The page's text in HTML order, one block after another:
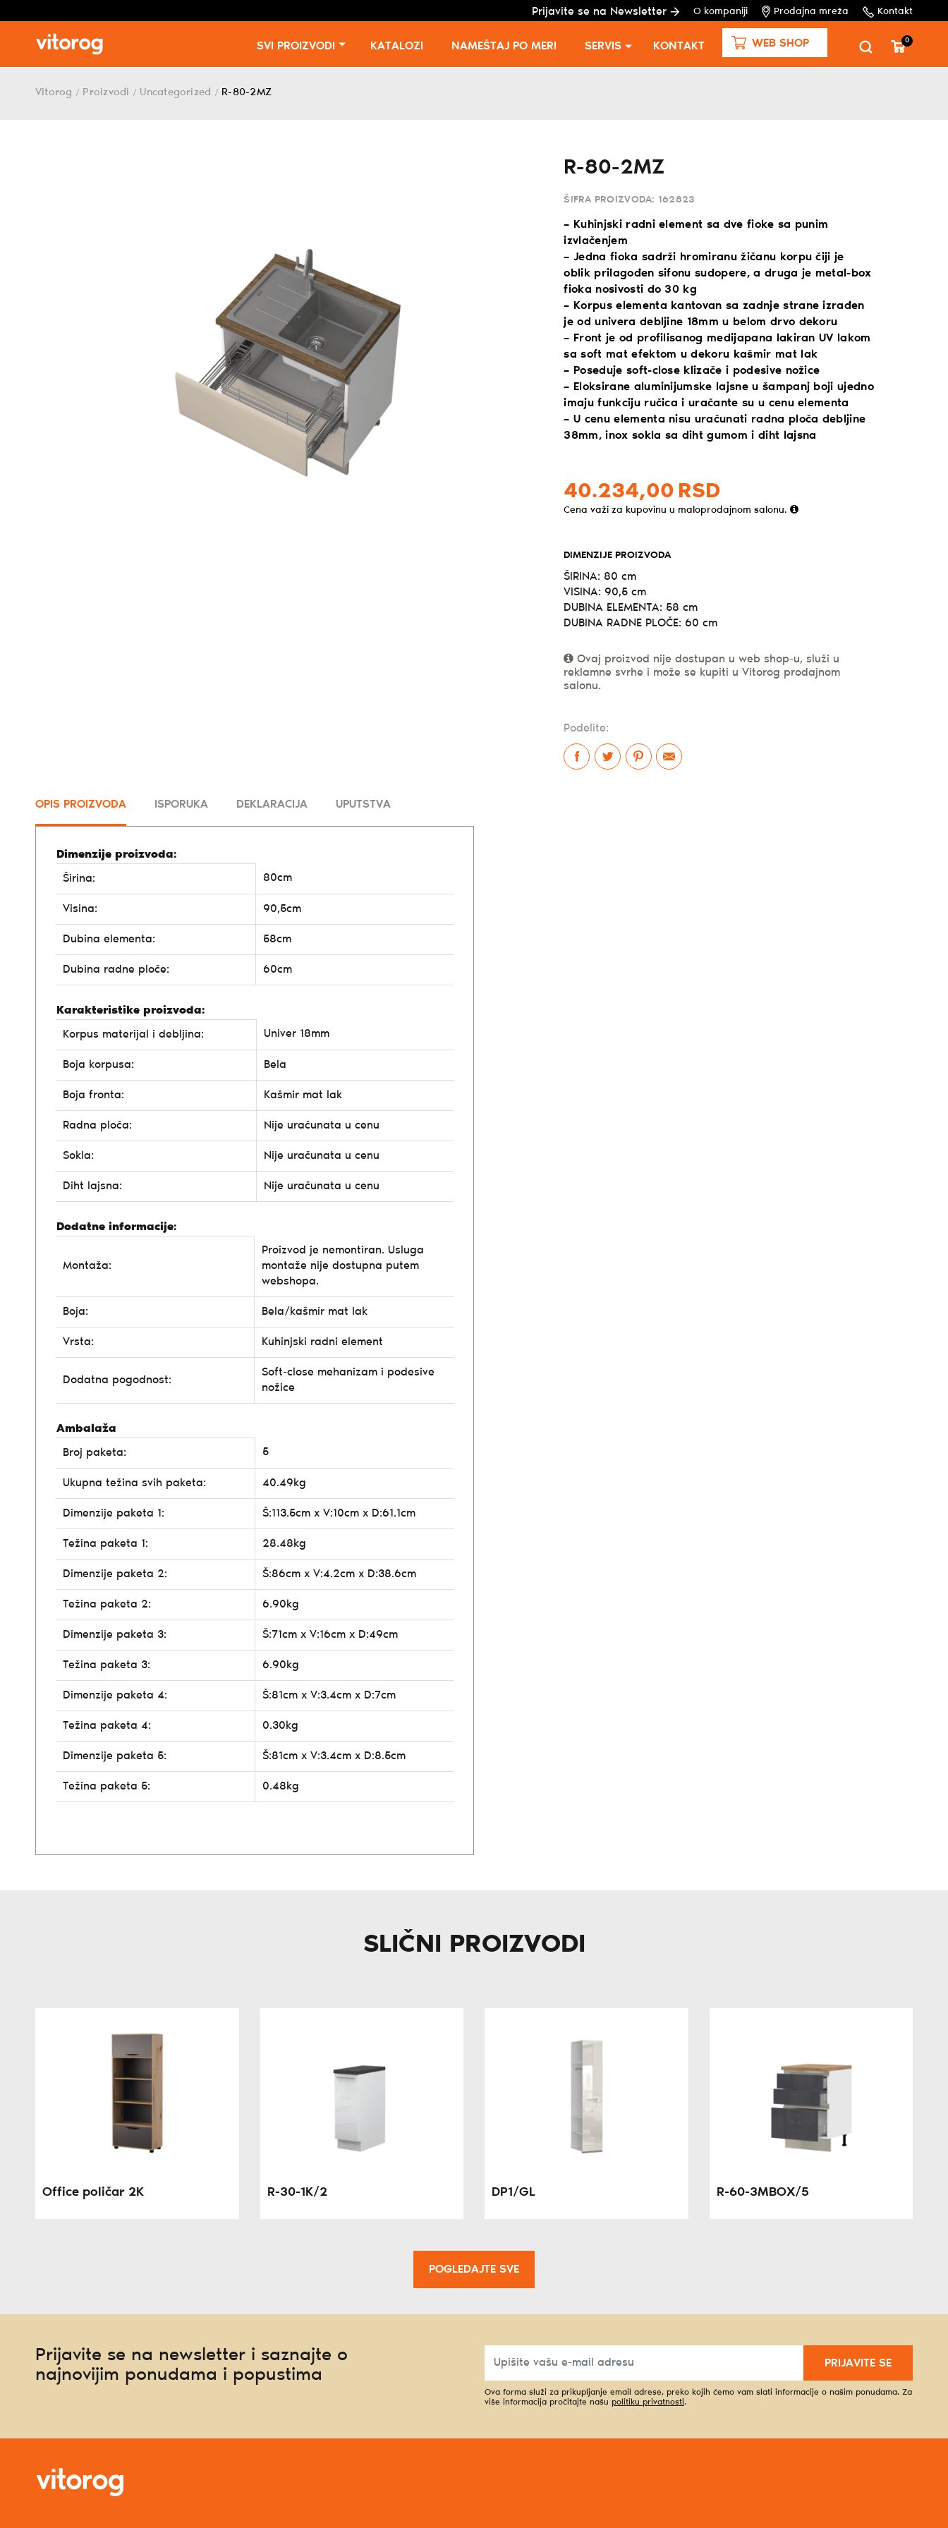
Prijavite se na Newsletter O kompaniji Prodajna mreža Kontakt
SVI PROIZVODI KATALOZI NAMEŠTAJ PO MERI SERVIS KONTAKT WEB SHOP 0
Vitorog / Proizvodi / Uncategorized / R-80-2MZ
R-80-2MZ
ŠIFRA PROIZVODA: 162823
– Kuhinjski radni element sa dve fioke sa punim
izvlačenjem
– Jedna fioka sadrži hromiranu žičanu korpu čiji je
oblik prilagođen sifonu sudopere, a druga je metal-box
fioka nosivosti do 30 kg
– Korpus elementa kantovan sa zadnje strane izrađen
je od univera debljine 18mm u belom drvo dekoru
– Front je od profilisanog medijapana lakiran UV lakom
sa soft mat efektom u dekoru kašmir mat lak
– Poseduje soft-close klizače i podesive nožice
– Eloksirane aluminijumske lajsne u šampanj boji ujedno
imaju funkciju ručica i uračante su u cenu elementa
– U cenu elementa nisu uračunati radna ploča debljine
38mm, inox sokla sa diht gumom i diht lajsna
40.234,00 RSD
Cena važi za kupovinu u maloprodajnom salonu.
DIMENZIJE PROIZVODA
ŠIRINA: 80 cm
VISINA: 90,5 cm
DUBINA ELEMENTA: 58 cm
DUBINA RADNE PLOČE: 60 cm
Ovaj proizvod nije dostupan u web shop-u, služi u
reklamne svrhe i može se kupiti u Vitorog prodajnom
salonu.
Podelite:
OPIS PROIZVODA ISPORUKA DEKLARACIJA UPUTSTVA
Dimenzije proizvoda:
Širina:
80cm
Visina: 90,5cm
Dubina elementa: 58cm
Dubina radne ploče: 60cm
Karakteristike proizvoda:
Korpus materijal i debljina:
Univer 18mm
Boja korpusa: Bela
Boja fronta: Kašmir mat lak
Radna ploča: Nije uračunata u cenu
Sokla: Nije uračunata u cenu
Diht lajsna: Nije uračunata u cenu
Dodatne informacije:
Montaža:
Proizvod je nemontiran. Usluga
montaže nije dostupna putem
webshopa.
Boja: Bela/kašmir mat lak
Vrsta: Kuhinjski radni element
Dodatna pogodnost:
Soft-close mehanizam i podesive
nožice
Ambalaža
Broj paketa:
5
Ukupna težina svih paketa: 40.49kg
Dimenzije paketa 1: Š:113.5cm x V:10cm x D:61.1cm
Težina paketa 1: 28.48kg
Dimenzije paketa 2: Š:86cm x V:4.2cm x D:38.6cm
Težina paketa 2: 6.90kg
Dimenzije paketa 3: Š:71cm x V:16cm x D:49cm
Težina paketa 3: 6.90kg
Dimenzije paketa 4: Š:81cm x V:3.4cm x D:7cm
Težina paketa 4: 0.30kg
Dimenzije paketa 5: Š:81cm x V:3.4cm x D:8.5cm
Težina paketa 5: 0.48kg
SLIČNI PROIZVODI
Office poličar 2K R-30-1K/2 DP1/GL R-60-3MBOX/5
POGLEDAJTE SVE
Prijavite se na newsletter i saznajte o
najnovijim ponudama i popustima
PRIJAVITE SE
Ova forma služi za prikupljanje email adrese, preko kojih ćemo vam slati informacije o našim ponudama. Za
više informacija pročitajte našu politiku privatnosti.